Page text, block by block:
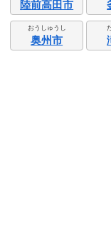
陸前高田市
おうしゅうし
奥州市